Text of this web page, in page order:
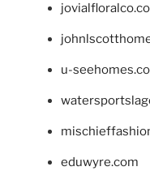
u-
eduwyre.com